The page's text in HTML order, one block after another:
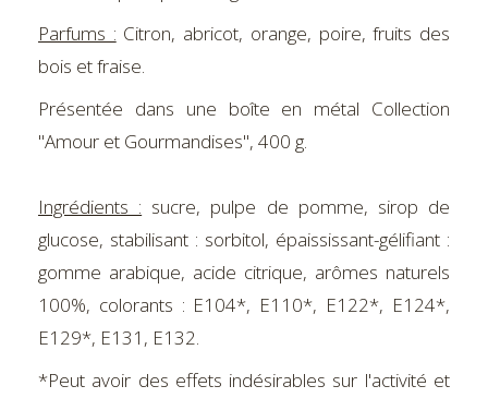
Parfums : Citron, abricot, orange, poire, fruits des
bois et fraise.
Présentée dans une boîte en métal Collection
"Amour et Gourmandises", 400 g.
Ingrédients : sucre, pulpe de pomme, sirop de
glucose, stabilisant : sorbitol, épaississant-gélifiant :
gomme arabique, acide citrique, arômes naturels
100%, colorants : E104*, E110*, E122*, E124*,
E129*, E131, E132.
*Peut avoir des effets indésirables sur l'activité et